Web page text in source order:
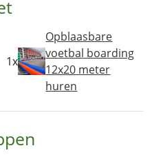
1x
Opblaasbare
voetbal boarding
12x20 meter
huren